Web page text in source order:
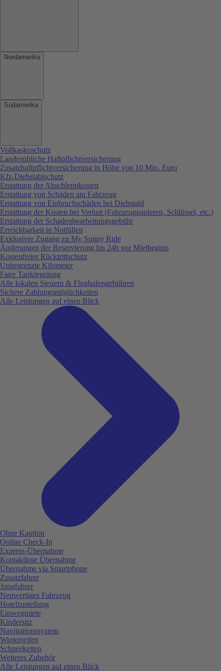
Nordamerika
Südamerika
Vollkaskoschutz
Landesübliche Haftpflichtversicherung
Zusatzhaftpflichtversicherung in Höhe von 10 Mio. Euro
Kfz-Diebstahlschutz
Erstattung der Abschleppkosten
Erstattung von Schäden am Fahrzeug
Erstattung von Einbruchschäden bei Diebstahl
Erstattung der Kosten bei Verlust (Fahrzeugpapieren, Schlüssel, etc.)
Erstattung der Schadenbearbeitungsgebühr
Erreichbarkeit in Notfällen
Exklusiver Zugang zu My Sunny Ride
Änderungen der Reservierung bis 24h vor Mietbeginn
Kostenfreier Rücktrittschutz
Unbegrenzte Kilometer
Faire Tankregelung
Alle lokalen Steuern & Flughafengebühren
Sichere Zahlungsmöglichkeiten
Alle Leistungen auf einen Blick
Ohne Kaution
Online Check-In
Express-Übernahme
Kontaktlose Übernahme
Übernahme via Smartphone
Zusatzfahrer
Jungfahrer
Neuwertiges Fahrzeug
Hotelzustellung
Einwegmiete
Kindersitz
Navigationssystem
Winterreifen
Schneeketten
Weiteres Zubehör
Alle Leistungen auf einen Blick